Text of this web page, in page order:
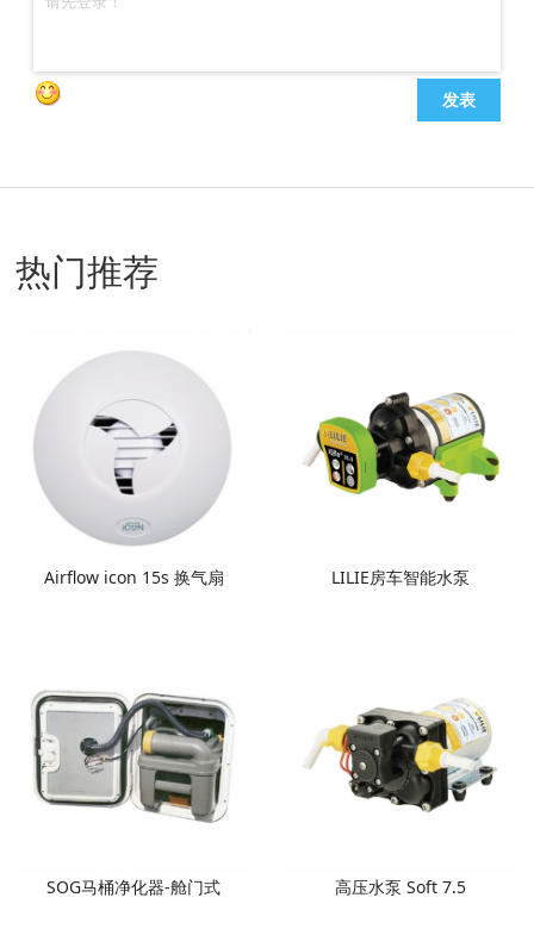
发表
热门推荐
Airflow icon 15s 换气扇 LILIE房车智能水泵
SOG马桶净化器-舱门式 高压水泵 Soft 7.5